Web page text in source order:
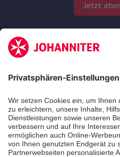
Jetzt
Zertifizierung der
Die Johanniter GmbH
des Deutschen